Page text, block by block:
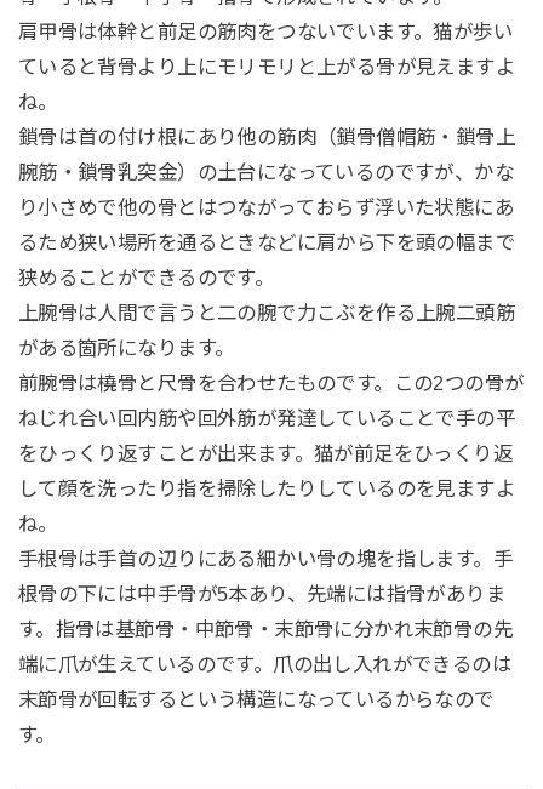
肩甲骨は体幹と前足の筋肉をつないでいます。猫が歩い
ていると背骨より上にモリモリと上がる骨が見えますよ
ね。
鎖骨は首の付け根にあり他の筋肉（鎖骨僧帽筋・鎖骨上
腕筋・鎖骨乳突金）の土台になっているのですが、かな
り小さめで他の骨とはつながっておらず浮いた状態にあ
るため狭い場所を通るときなどに肩から下を頭の幅まで
狭めることができるのです。
上腕骨は人間で言うと二の腕で力こぶを作る上腕二頭筋
がある箇所になります。
前腕骨は橈骨と尺骨を合わせたものです。この2つの骨が
ねじれ合い回内筋や回外筋が発達していることで手の平
をひっくり返すことが出来ます。猫が前足をひっくり返
して顔を洗ったり指を掃除したりしているのを見ますよ
ね。
手根骨は手首の辺りにある細かい骨の塊を指します。手
根骨の下には中手骨が5本あり、先端には指骨がありま
す。指骨は基節骨・中節骨・末節骨に分かれ末節骨の先
端に爪が生えているのです。爪の出し入れができるのは
末節骨が回転するという構造になっているからなので
す。